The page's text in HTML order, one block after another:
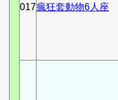
017瘋狂套動物6人座